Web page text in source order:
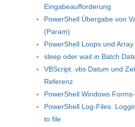
Eingabeaufforderung
PowerShell Übergabe von
(Param)
PowerShell Loops und Array
sleep oder wait in Batch
VBScript .vbs Datum und
Referenz
PowerShell Windows
PowerShell Log-Files:
to file